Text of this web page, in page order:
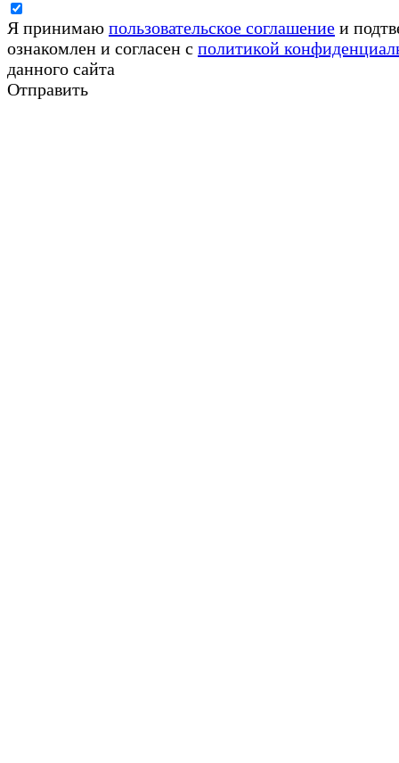
Я принимаю пользовательское соглашение и
ознакомлен и согласен с политикой
данного сайта
Отправить